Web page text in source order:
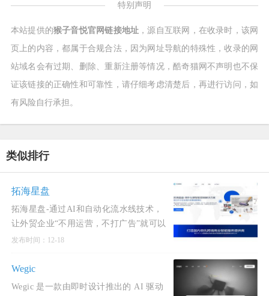
特别声明
本站提供的猴子音悦官网链接地址 ，源自互联网，在收录时，该网
页上的内容，都属于合规合法，因为网址导航的特殊性，收录的网
站域名会有过期、删除、重新注册等情况，酷奇猫网不声明也不保
证该链接的正确性和可靠性，请仔细考虑清楚后，再进行访问，如
有风险自行承担。
类似排行
拓海星盘
拓海星盘-通过AI和自动化流水线技术，
让外贸企业“不用运营，不打广告”就可以
通过海外社媒“精准匹配，营销转化海外
发布时间：12-18
Wegic
Wegic 是一款由即时设计推出的 AI 驱动